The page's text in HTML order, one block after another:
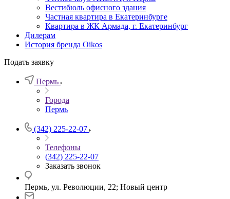
Вестибюль офисного здания
Частная квартира в Екатеринбурге
Квартира в ЖК Армада, г. Екатеринбург
Дилерам
История бренда Oikos
Подать заявку
Пермь
Города
Пермь
(342) 225-22-07
Телефоны
(342) 225-22-07
Заказать звонок
Пермь, ул. Революции, 22; Новый центр